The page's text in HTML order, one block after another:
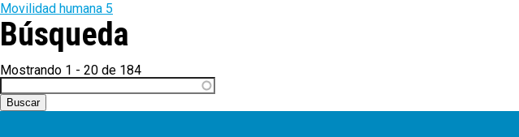
Movilidad humana 5
Búsqueda
Mostrando 1 - 20 de 184